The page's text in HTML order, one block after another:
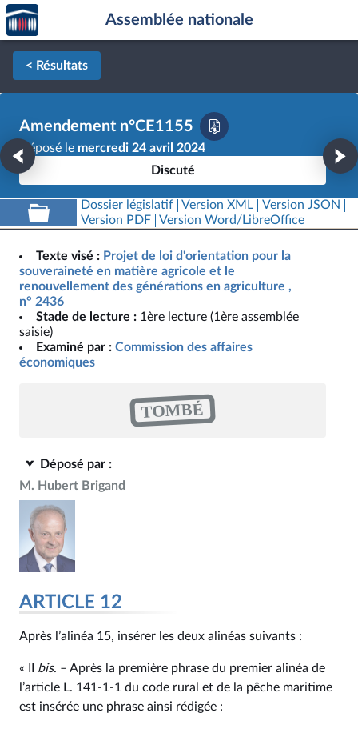
Aller au contenu
Aller en bas de la page
Accèder
à la
page
d'accueil
Assemblée nationale
< Résultats
Amendement n°CE1155
Déposé le mercredi 24 avril 2024
Discuté
Dossier législatif Version XML
Version JSON
Version PDF
Version Word/LibreOffice
Texte visé : Projet de loi d'orientation pour la
souveraineté en matière agricole et le
renouvellement des générations en agriculture ,
n° 2436
Stade de lecture : 1ère lecture (1ère assemblée
saisie)
Examiné par : Commission des affaires
économiques
TOMBÉ
Déposé par :
M. Hubert Brigand
ARTICLE 12
Après l’alinéa 15, insérer les deux alinéas suivants :
« II bis. – Après la première phrase du premier alinéa de
l’article L. 141‑1‑1 du code rural et de la pêche maritime
est insérée une phrase ainsi rédigée :